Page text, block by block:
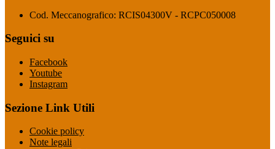
Cod. Meccanografico: RCIS04300V - RCPC050008
Seguici su
Facebook
Youtube
Instagram
Sezione Link Utili
Cookie policy
Note legali